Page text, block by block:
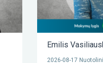
Emilis
2026-08-17